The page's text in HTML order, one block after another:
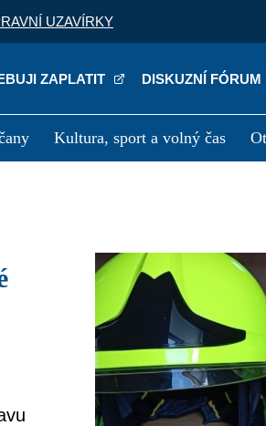
UZAVÍRKY
ZAPLATIT DISKUZNÍ FÓRUM
Kultura, sport a volný čas